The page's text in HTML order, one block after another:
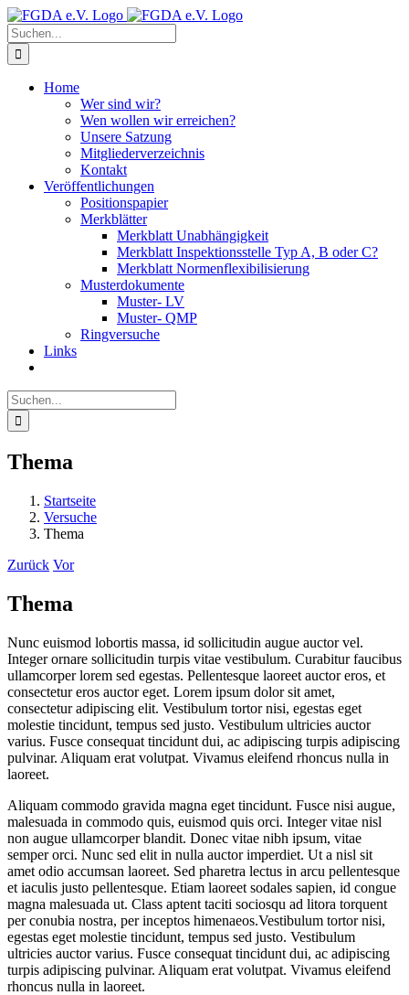
Zum
Inhalt
springen
Suche
nach:
Home
Wer sind wir?
Wen wollen wir erreichen?
Unsere Satzung
Mitgliederverzeichnis
Kontakt
Veröffentlichungen
Positionspapier
Merkblätter
Merkblatt Unabhängigkeit
Merkblatt Inspektionsstelle Typ A, B oder C?
Merkblatt Normenflexibilisierung
Musterdokumente
Muster- LV
Muster- QMP
Ringversuche
Links
Suche
nach:
Thema
Startseite
Versuche
Thema
Zurück Vor
Thema
Nunc euismod lobortis massa, id sollicitudin augue auctor vel.
Integer ornare sollicitudin turpis vitae vestibulum. Curabitur faucibus
ullamcorper lorem sed egestas. Pellentesque laoreet auctor eros, et
consectetur eros auctor eget. Lorem ipsum dolor sit amet,
consectetur adipiscing elit. Vestibulum tortor nisi, egestas eget
molestie tincidunt, tempus sed justo. Vestibulum ultricies auctor
varius. Fusce consequat tincidunt dui, ac adipiscing turpis adipiscing
pulvinar. Aliquam erat volutpat. Vivamus eleifend rhoncus nulla in
laoreet.
Aliquam commodo gravida magna eget tincidunt. Fusce nisi augue,
malesuada in commodo quis, euismod quis orci. Integer vitae nisl
non augue ullamcorper blandit. Donec vitae nibh ipsum, vitae
semper orci. Nunc sed elit in nulla auctor imperdiet. Ut a nisl sit
amet odio accumsan laoreet. Sed pharetra lectus in arcu pellentesque
et iaculis justo pellentesque. Etiam laoreet sodales sapien, id congue
magna malesuada ut. Class aptent taciti sociosqu ad litora torquent
per conubia nostra, per inceptos himenaeos.Vestibulum tortor nisi,
egestas eget molestie tincidunt, tempus sed justo. Vestibulum
ultricies auctor varius. Fusce consequat tincidunt dui, ac adipiscing
turpis adipiscing pulvinar. Aliquam erat volutpat. Vivamus eleifend
rhoncus nulla in laoreet.